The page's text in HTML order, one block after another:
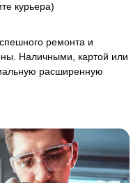
курьера)
ремонта и
Наличными, картой или
расширенную